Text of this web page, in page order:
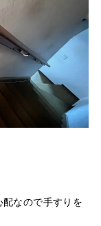
なので手すりを